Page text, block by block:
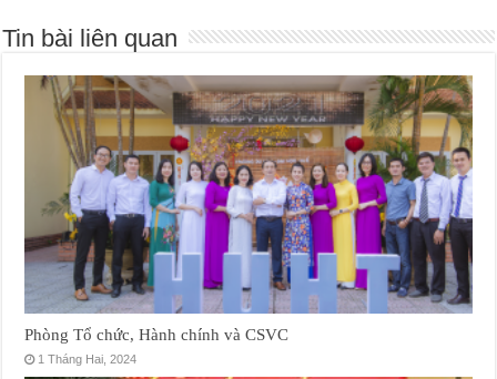
Tin bài liên quan
Phòng Tổ chức, Hành chính và CSVC
1 Tháng Hai, 2024